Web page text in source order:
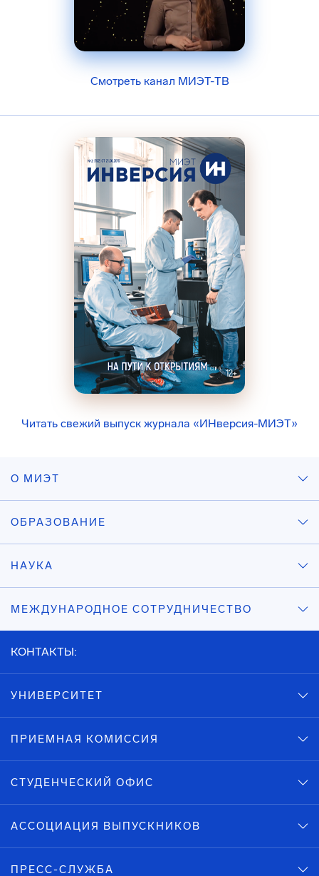
Смотреть канал МИЭТ-ТВ
Читать свежий выпуск журнала «ИНверсия-МИЭТ»
О МИЭТ
ОБРАЗОВАНИЕ
НАУКА
МЕЖДУНАРОДНОЕ СОТРУДНИЧЕСТВО
КОНТАКТЫ:
УНИВЕРСИТЕТ
ПРИЕМНАЯ КОМИССИЯ
СТУДЕНЧЕСКИЙ ОФИС
АССОЦИАЦИЯ ВЫПУСКНИКОВ
ПРЕСС-СЛУЖБА